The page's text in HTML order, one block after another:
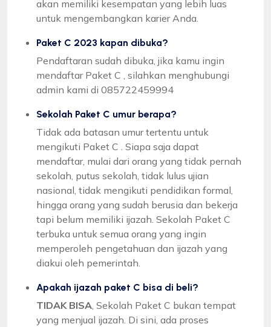
akan memiliki kesempatan yang lebih luas
untuk mengembangkan karier Anda.
Paket C 2023 kapan dibuka?
Pendaftaran sudah dibuka, jika kamu ingin
mendaftar Paket C , silahkan menghubungi
admin kami di 085722459994
Sekolah Paket C umur berapa?
Tidak ada batasan umur tertentu untuk
mengikuti Paket C . Siapa saja dapat
mendaftar, mulai dari orang yang tidak pernah
sekolah, putus sekolah, tidak lulus ujian
nasional, tidak mengikuti pendidikan formal,
hingga orang yang sudah berusia dan bekerja
tapi belum memiliki ijazah. Sekolah Paket C
terbuka untuk semua orang yang ingin
memperoleh pengetahuan dan ijazah yang
diakui oleh pemerintah.
Apakah ijazah paket C bisa di beli?
TIDAK BISA , Sekolah Paket C bukan tempat
yang menjual ijazah. Di sini, ada proses